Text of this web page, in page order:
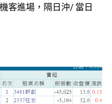
客進場，隔日沖/ 當日